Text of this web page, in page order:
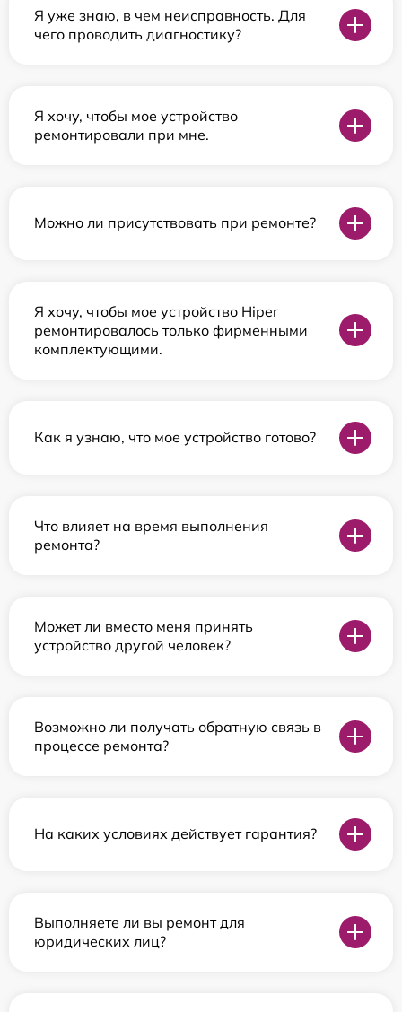
Я уже знаю, в чем неисправность. Для
чего проводить диагностику?
Я хочу, чтобы мое устройство
ремонтировали при мне.
Можно ли присутствовать при ремонте?
Я хочу, чтобы мое устройство Hiper
ремонтировалось только фирменными
комплектующими.
Как я узнаю, что мое устройство готово?
Что влияет на время выполнения
ремонта?
Может ли вместо меня принять
устройство другой человек?
Возможно ли получать обратную связь в
процессе ремонта?
На каких условиях действует гарантия?
Выполняете ли вы ремонт для
юридических лиц?